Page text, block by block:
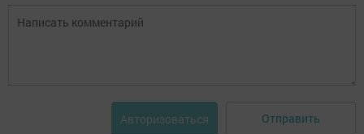
Авторизоваться Отправить